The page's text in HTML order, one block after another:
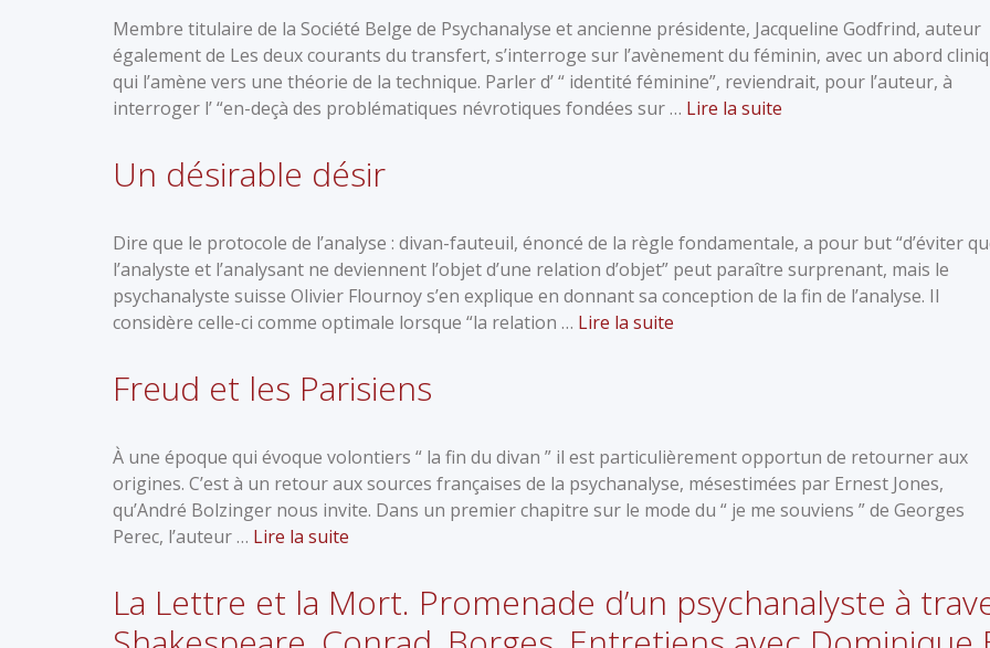
Membre titulaire de la Société Belge de Psychanalyse et ancienne présidente, Jacqueline Godfrind, auteur
également de Les deux courants du transfert, s’interroge sur l’avènement du féminin, avec un abord
qui l’amène vers une théorie de la technique. Parler d’ “ identité féminine”, reviendrait, pour l’auteur, à
interroger l’ “en-deçà des problématiques névrotiques fondées sur … Lire la suite
Un désirable désir
Dire que le protocole de l’analyse : divan-fauteuil, énoncé de la règle fondamentale, a pour but “d’éviter
l’analyste et l’analysant ne deviennent l’objet d’une relation d’objet” peut paraître surprenant, mais le
psychanalyste suisse Olivier Flournoy s’en explique en donnant sa conception de la fin de l’analyse. Il
considère celle-ci comme optimale lorsque “la relation … Lire la suite
Freud et les Parisiens
À une époque qui évoque volontiers “ la fin du divan ” il est particulièrement opportun de retourner aux
origines. C’est à un retour aux sources françaises de la psychanalyse, mésestimées par Ernest Jones,
qu’André Bolzinger nous invite. Dans un premier chapitre sur le mode du “ je me souviens ” de Georges
Perec, l’auteur … Lire la suite
La Lettre et la Mort. Promenade d’un psychanalyste à